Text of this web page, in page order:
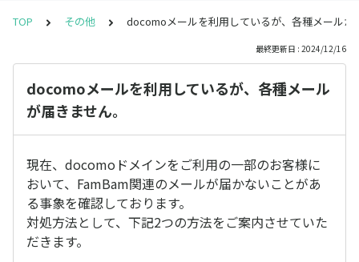
TOP その他 docomoメールを利用しているが、各種メールが
最終更新日 : 2024/12/16
docomoメールを利用しているが、各種メール
が届きません。
現在、docomoドメインをご利用の一部のお客様に
おいて、FamBam関連のメールが届かないことがあ
る事象を確認しております。
対処方法として、下記2つの方法をご案内させていた
だきます。